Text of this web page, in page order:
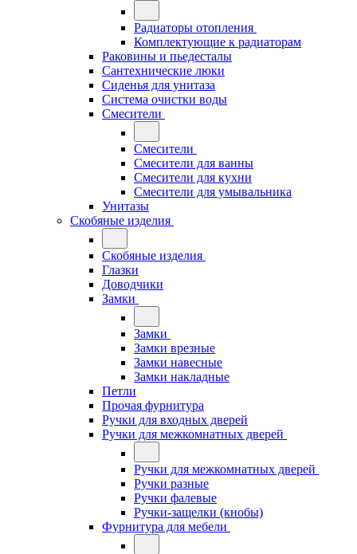
Радиаторы отопления
Комплектующие к радиаторам
Раковины и пьедесталы
Сантехнические люки
Сиденья для унитаза
Система очистки воды
Смесители
Смесители
Смесители для ванны
Смесители для кухни
Смесители для умывальника
Унитазы
Скобяные изделия
Скобяные изделия
Глазки
Доводчики
Замки
Замки
Замки врезные
Замки навесные
Замки накладные
Петли
Прочая фурнитура
Ручки для входных дверей
Ручки для межкомнатных дверей
Ручки для межкомнатных дверей
Ручки разные
Ручки фалевые
Ручки-защелки (кнобы)
Фурнитура для мебели